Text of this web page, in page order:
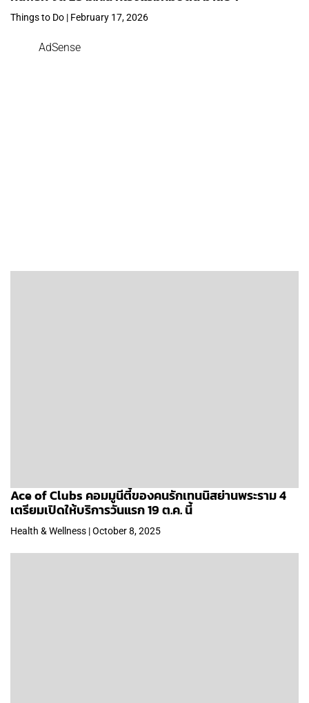
Things to Do | February 17, 2026
AdSense
Ace of Clubs คอมมูนีตี้ของคนรักเทนนิสย่านพระราม 4
เตรียมเปิดให้บริการวันแรก 19 ต.ค. นี้
Health & Wellness | October 8, 2025